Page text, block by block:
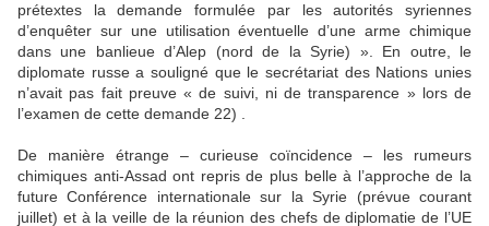
prétextes la demande formulée par les autorités syriennes
d’enquêter sur une utilisation éventuelle d’une arme chimique
dans une banlieue d’Alep (nord de la Syrie) ». En outre, le
diplomate russe a souligné que le secrétariat des Nations unies
n’avait pas fait preuve « de suivi, ni de transparence » lors de
l’examen de cette demande 22) .
De manière étrange – curieuse coïncidence – les rumeurs
chimiques anti-Assad ont repris de plus belle à l’approche de la
future Conférence internationale sur la Syrie (prévue courant
juillet) et à la veille de la réunion des chefs de diplomatie de l’UE